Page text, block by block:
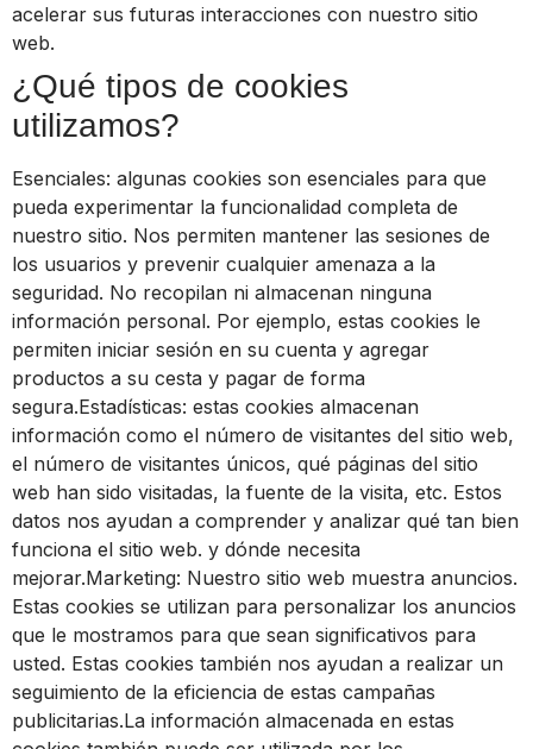
acelerar sus futuras interacciones con nuestro sitio
web.
¿Qué tipos de cookies
utilizamos?
Esenciales: algunas cookies son esenciales para que
pueda experimentar la funcionalidad completa de
nuestro sitio. Nos permiten mantener las sesiones de
los usuarios y prevenir cualquier amenaza a la
seguridad. No recopilan ni almacenan ninguna
información personal. Por ejemplo, estas cookies le
permiten iniciar sesión en su cuenta y agregar
productos a su cesta y pagar de forma
segura.Estadísticas: estas cookies almacenan
información como el número de visitantes del sitio web,
el número de visitantes únicos, qué páginas del sitio
web han sido visitadas, la fuente de la visita, etc. Estos
datos nos ayudan a comprender y analizar qué tan bien
funciona el sitio web. y dónde necesita
mejorar.Marketing: Nuestro sitio web muestra anuncios.
Estas cookies se utilizan para personalizar los anuncios
que le mostramos para que sean significativos para
usted. Estas cookies también nos ayudan a realizar un
seguimiento de la eficiencia de estas campañas
publicitarias.La información almacenada en estas